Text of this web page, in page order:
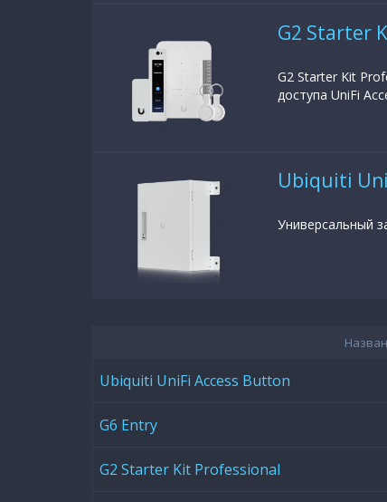
G2 Starter
G2 Starter Kit
доступа UniFi
Ubiquiti
Универсальный
Ubiquiti UniFi Access Button
G6 Entry
G2 Starter Kit Professional